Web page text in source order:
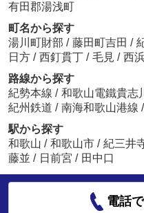
有田郡湯浅町
町名から探す
湯川町財部 / 藤田町吉田 /
日方 / 西釘貫丁 / 毛見 / 西
路線から探す
紀勢本線 / 和歌山電鐵貴志
紀州鉄道 / 南海和歌山港線 /
駅から探す
和歌山 / 和歌山市 / 紀三井
藤並 / 日前宮 / 田中口
電話